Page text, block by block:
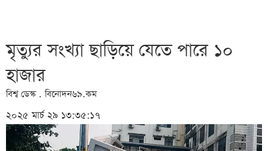
মৃত্যুর সংখ্যা ছাড়িয়ে যেতে পারে ১০
হাজার
বিশ্ব ডেস্ক . বিনোদন৬৯.কম
২০২৫ মার্চ ২৯ ১৩:৩৫:১৭